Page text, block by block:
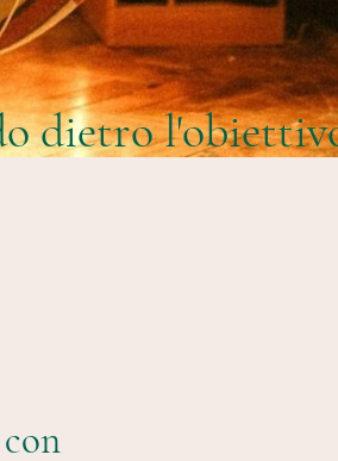
dietro